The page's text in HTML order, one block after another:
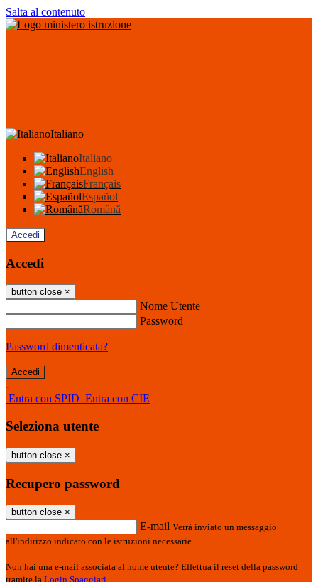
Salta al contenuto
Italiano
Italiano
English
Français
Español
Română
Accedi
Accedi
button close ×
Nome Utente
Password
Password dimenticata?
-
Entra con SPID Entra con CIE
Seleziona utente
button close ×
Recupero password
button close ×
E-mail Verrà inviato un messaggio
all'indirizzo indicato con le istruzioni necessarie.
Non hai una e-mail associata al nome utente? Effettua il reset della password
tramite la Login Spaggiari